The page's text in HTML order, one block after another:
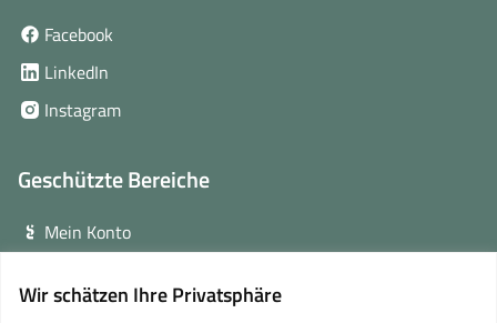
Wir schätzen Ihre Privatsphäre
Facebook
Fenster)
LinkedIn
neuem
Instagram(öffnet
Fenster)
Geschützte Bereiche
Mein Konto
Online-Lernplattform(öffnet